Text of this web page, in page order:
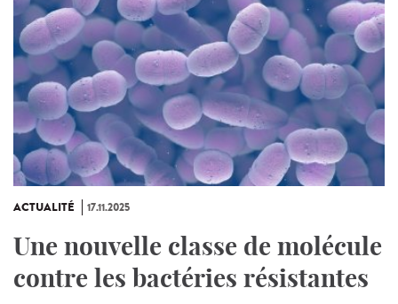
ACTUALITÉ 17.11.2025
Une nouvelle classe de molécule
contre les bactéries résistantes